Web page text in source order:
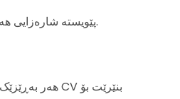
پێویستە شارەزایی هەبێت لە صەرفکردنی دەرمان.
هەر بەڕێزێک ئارەزووی ئیشکردنی هەیە با CV بنێرێت بۆ